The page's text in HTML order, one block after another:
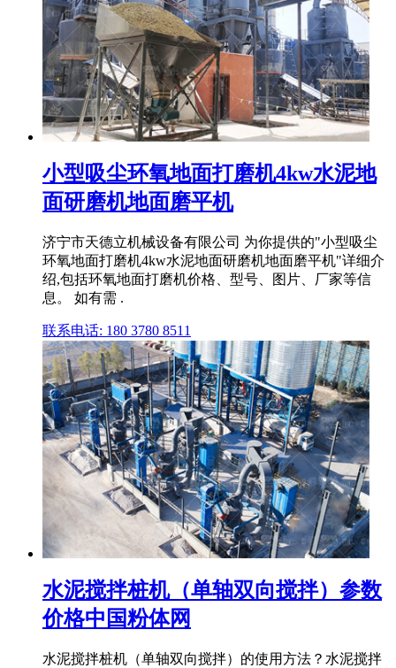
小型吸尘环氧地面打磨机4kw水泥地
面研磨机地面磨平机
济宁市天德立机械设备有限公司 为你提供的"小型吸尘
环氧地面打磨机4kw水泥地面研磨机地面磨平机"详细介
绍,包括环氧地面打磨机价格、型号、图片、厂家等信
息。 如有需 .
联系电话: 180 3780 8511
水泥搅拌桩机（单轴双向搅拌）参数
价格中国粉体网
水泥搅拌桩机（单轴双向搅拌）的使用方法？水泥搅拌